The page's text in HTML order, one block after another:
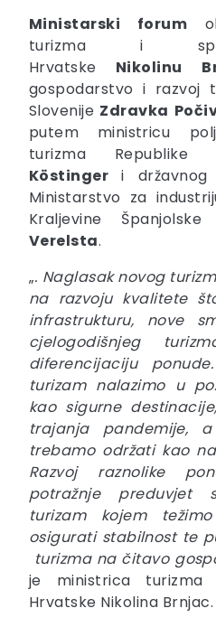
Ministarski forum
turizma i
Hrvatske Nikolinu
gospodarstvo i razvoj
Slovenije Zdravka
putem
ministricu
turizma Republike
Köstingeri
Ministarstvo za
Kraljevine Španjolske
Verelsta.
„. Naglasak novog
na razvoju kvalitete
infrastrukturu, nove
cjelogodišnjeg
diferencijaciju
turizam nalazimo u
kao sigurne
trajanja pandemije,
trebamo održati kao
Razvoj raznolike
potražnje preduvjet
turizam kojem
osigurati stabilnost te
turizma na čitavo
je ministrica turizma
Hrvatske Nikolina Brnjac.